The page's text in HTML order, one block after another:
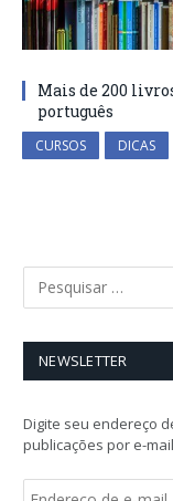
Mais de 200
português
CURSOS DICAS
NEWSLETTER
Digite seu endereço
publicações por e-